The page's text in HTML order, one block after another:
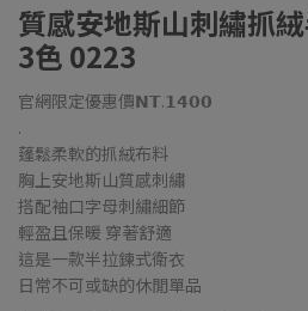
質感安地斯山刺繡抓
3色 0223
官網限定優惠價𝗡𝗧.𝟭𝟰𝟬𝟬
.
蓬鬆柔軟的抓絨布料
胸上安地斯山質感刺繡
搭配袖口字母刺繡細節
輕盈且保暖 穿著舒適
這是一款半拉鍊式衛衣
日常不可或缺的休閒單品